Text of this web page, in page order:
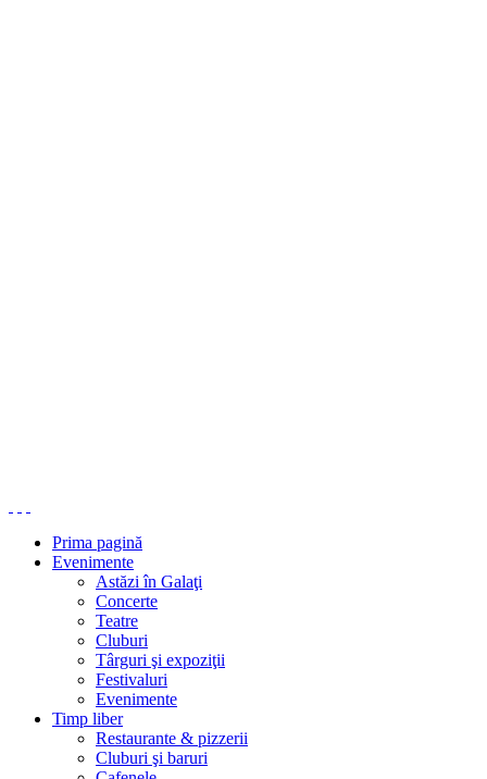
Prima pagină
Evenimente
Astăzi în Galaţi
Concerte
Teatre
Cluburi
Târguri şi expoziţii
Festivaluri
Evenimente
Timp liber
Restaurante & pizzerii
Cluburi şi baruri